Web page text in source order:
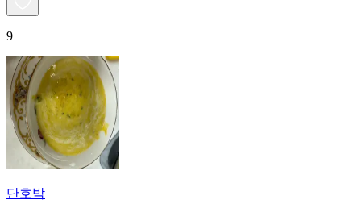
9
단호박